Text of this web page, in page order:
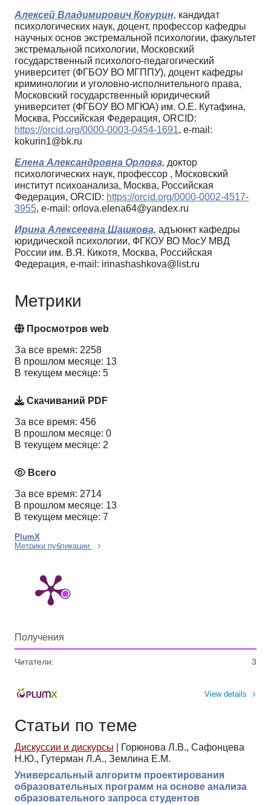
Алексей Владимирович Кокурин, кандидат
психологических наук, доцент, профессор кафедры
научных основ экстремальной психологии, факультет
экстремальной психологии, Московский
государственный психолого-педагогический
университет (ФГБОУ ВО МГППУ), доцент кафедры
криминологии и уголовно-исполнительного права,
Московский государственный юридический
университет (ФГБОУ ВО МГЮА) им. О.Е. Кутафина,
Москва, Российская Федерация, ORCID:
https://orcid.org/0000-0003-0454-1691, e-mail:
kokurin1@bk.ru
Елена Александровна Орлова, доктор
психологических наук, профессор , Московский
институт психоанализа, Москва, Российская
Федерация, ORCID: https://orcid.org/0000-0002-4517-
3955, e-mail: orlova.elena64@yandex.ru
Ирина Алексеевна Шашкова, адъюнкт кафедры
юридической психологии, ФГКОУ ВО МосУ МВД
России им. В.Я. Кикотя, Москва, Российская
Федерация, e-mail: irinashashkova@list.ru
Метрики
Просмотров web
За все время: 2258
В прошлом месяце: 13
В текущем месяце: 5
Скачиваний PDF
За все время: 456
В прошлом месяце: 0
В текущем месяце: 2
Всего
За все время: 2714
В прошлом месяце: 13
В текущем месяце: 7
PlumX
Метрики публикации
Получения
Читатели: 3
View details
Статьи по теме
Дискуссии и дискурсы
Горюнова Л.В., Сафонцева
Н.Ю., Гутерман Л.А., Землина Е.М.
Универсальный алгоритм проектирования
образовательных программ на основе анализа
образовательного запроса студентов